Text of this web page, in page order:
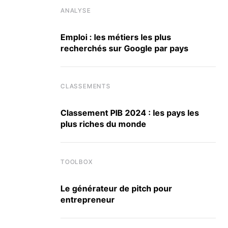
ANALYSE
Emploi : les métiers les plus
recherchés sur Google par pays
CLASSEMENTS
Classement PIB 2024 : les pays les
plus riches du monde
TOOLBOX
Le générateur de pitch pour
entrepreneur